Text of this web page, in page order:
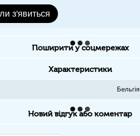
з'явиться
Поширити у соцмережах
Характеристики
Бельгія
Новий відгук або коментар